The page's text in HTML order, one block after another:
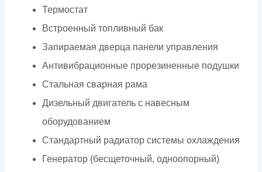
Термостат
Встроенный топливный бак
Запираемая дверца панели управления
Антивибрационные прорезиненные подушки
Стальная сварная рама
Дизельный двигатель с навесным
оборудованием
Стандартный радиатор системы охлаждения
Генератор (бесщеточный, одноопорный)